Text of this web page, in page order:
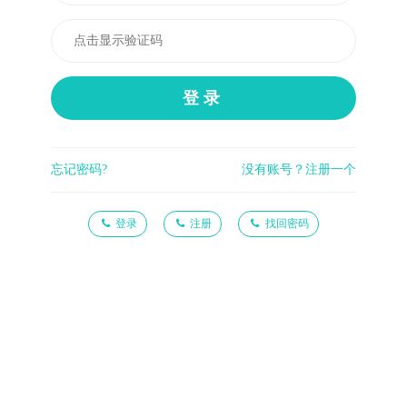
登录
没有账号？注册一个
忘记密码?
登录 注册 找回密码